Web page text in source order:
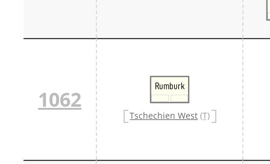
1062
Rumburk
Tschechien West (T)